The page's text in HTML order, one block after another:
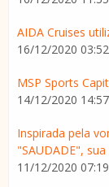
AIDA Cruises
16/12/2020 03:52
MSP Sports
14/12/2020 14:57
Inspirada pela
"SAUDADE",
11/12/2020 07:19